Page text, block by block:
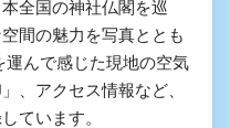
全国の神社仏閣を巡
間の魅力を写真ととも
んで感じた現地の空気
、アクセス情報など、
ています。